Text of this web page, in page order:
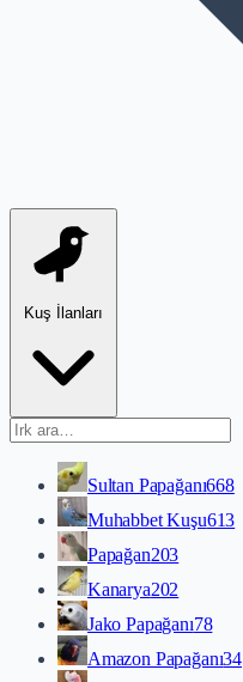
Kuş İlanları
Sultan Papağanı668
Muhabbet Kuşu613
Papağan203
Kanarya202
Jako Papağanı78
Amazon Papağanı34